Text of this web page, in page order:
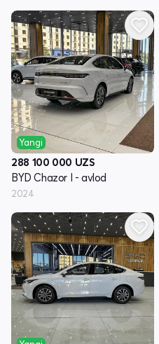
Yangi
288 100 000 UZS
BYD Chazor I - avlod
2024